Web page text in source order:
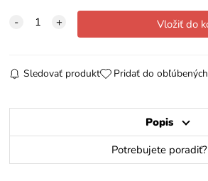
Sledovať produkt Pridať do obľúbených
Popis
Potrebujete poradiť?